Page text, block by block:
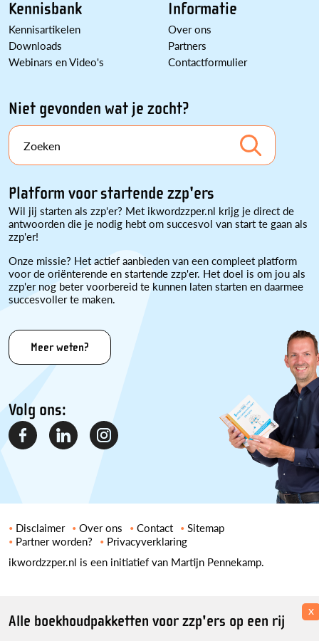
Kennisbank
Kennisartikelen
Downloads
Webinars en Video's
Informatie
Over ons
Partners
Contactformulier
Niet gevonden wat je zocht?
Zoeken
Platform voor startende zzp'ers
Wil jij starten als zzp'er? Met ikwordzzper.nl krijg je direct de
antwoorden die je nodig hebt om succesvol van start te gaan als
zzp'er!
Onze missie? Het actief aanbieden van een compleet platform
voor de oriënterende en startende zzp'er. Het doel is om jou als
zzp'er nog beter voorbereid te kunnen laten starten en daarmee
succesvoller te maken.
Meer weten?
Volg ons:
Disclaimer Over ons Contact
Sitemap
Partner worden?
Privacyverklaring
ikwordzzper.nl is een initiatief van Martijn Pennekamp.
Alle boekhoudpakketten voor zzp'ers op een rij
x